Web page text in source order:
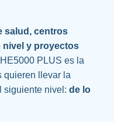
salud, centros
nivel y proyectos
PLUS es la
quieren llevar la
siguiente nivel: de lo